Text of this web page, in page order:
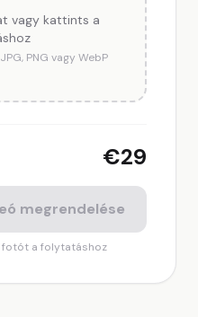
vagy kattints a
PNG vagy WebP
€29
megrendelése
fotót a folytatáshoz